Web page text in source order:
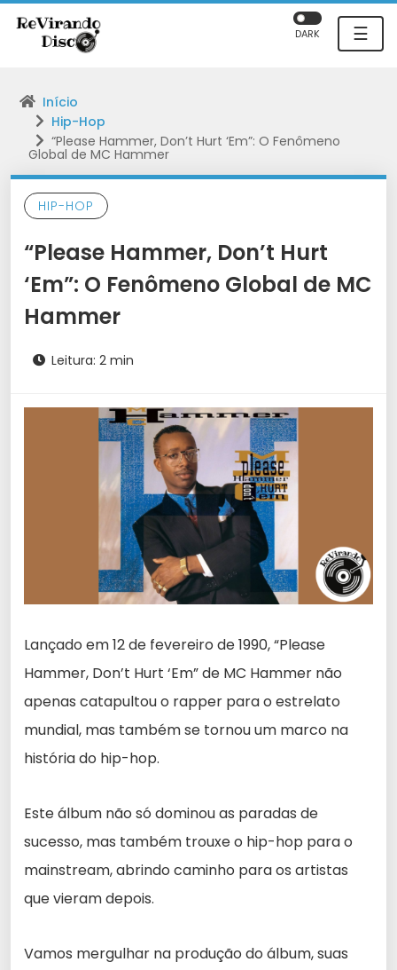
☰
DARK
Início
Hip-Hop
“Please Hammer, Don’t Hurt ‘Em”: O Fenômeno
Global de MC Hammer
HIP-HOP
“Please Hammer, Don’t Hurt
‘Em”: O Fenômeno Global de MC
Hammer
Leitura: 2 min
Lançado em 12 de fevereiro de 1990, “Please
Hammer, Don’t Hurt ‘Em” de MC Hammer não
apenas catapultou o rapper para o estrelato
mundial, mas também se tornou um marco na
história do hip-hop.
Este álbum não só dominou as paradas de
sucesso, mas também trouxe o hip-hop para o
mainstream, abrindo caminho para os artistas
que vieram depois.
Vamos mergulhar na produção do álbum, suas